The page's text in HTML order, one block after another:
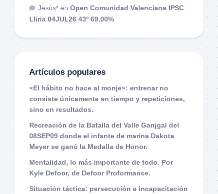
Jesús* en Open Comunidad Valenciana IPSC
Lliria 04JUL26 43º 69,00%
Artículos populares
«El hábito no hace al monje»: entrenar no
consiste únicamente en tiempo y repeticiones,
sino en resultados.
Recreación de la Batalla del Valle Ganjgal del
08SEP09 donde el infante de marina Dakota
Meyer se ganó la Medalla de Honor.
Mentalidad, lo más importante de todo. Por
Kyle Defoor, de Defoor Proformance.
Situación táctica: persecución e incapacitación